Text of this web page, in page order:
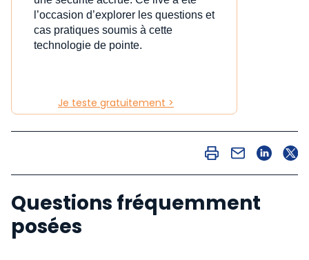
l’occasion d’explorer les questions et
cas pratiques soumis à cette
technologie de pointe.
Je teste gratuitement >
Questions fréquemment
posées